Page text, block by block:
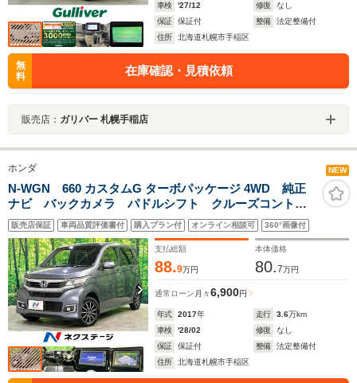
車検
'27/12 修復
なし
保証
保証付 整備
法定整備付
住所
北海道札幌市手稲区
無
料
在庫確認・見積依頼
販売店： ガリバー 札幌手稲店
ホンダ NEW
N-WGN 660 カスタムG ターボパッケージ 4WD 純正
ナビ バックカメラ パドルシフト クルーズコントロ
ール シートヒーター オートライト HIDヘッド オー
トエアコン ハーフレザー アイドリングストップ ス
マートキー ETC
販売店保証 車両品質評価書付 購入プラン付 オンライン相談可 360°画像付
支払総額
88.9万円
本体価格
80.7万円
通常ローン 月々6,900円
年式 2017年 走行 3.6万km
車検
'28/02 修復
なし
保証
保証付 整備
法定整備付
住所
北海道札幌市手稲区